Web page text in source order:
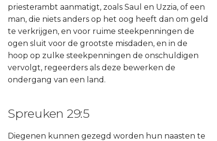
priesterambt aanmatigt, zoals Saul en Uzzia, of een
man, die niets anders op het oog heeft dan om geld
te verkrijgen, en voor ruime steekpenningen de
ogen sluit voor de grootste misdaden, en in de
hoop op zulke steekpenningen de onschuldigen
vervolgt, regeerders als deze bewerken de
ondergang van een land.
Spreuken 29:5
Diegenen kunnen gezegd worden hun naasten te